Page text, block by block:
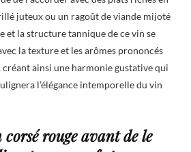
juteux ou un ragoût de viande mijoté
et la structure tannique de ce vin se
la texture et les arômes prononcés
créant ainsi une harmonie gustative qui
l’élégance intemporelle du vin
rouge avant de le